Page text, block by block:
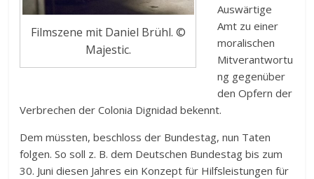
Filmszene mit Daniel Brühl. ©
Majestic.
Auswärtige
Amt zu einer
moralischen
Mitverantwortu
ng gegenüber
den Opfern der
Verbrechen der Colonia Dignidad bekennt.
Dem müssten, beschloss der Bundestag, nun Taten
folgen. So soll z. B. dem Deutschen Bundestag bis zum
30. Juni diesen Jahres ein Konzept für Hilfsleistungen für